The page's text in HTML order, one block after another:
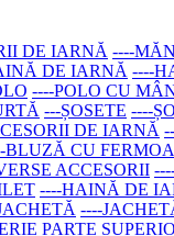
DE IARNĂ ----
DE IARNĂ ----
----POLO CU
---ȘOSETE ----
DE IARNĂ
BLUZĂ CU
ACCESORII
----HAINĂ DE
----
PARTE